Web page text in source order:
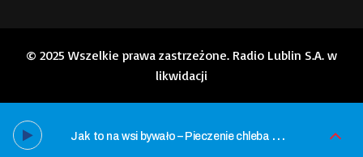
© 2025 Wszelkie prawa zastrzeżone. Radio Lublin S.A. w
likwidacji
J
ak to na wsi bywało – Pieczenie chleba w Dołhobrodach